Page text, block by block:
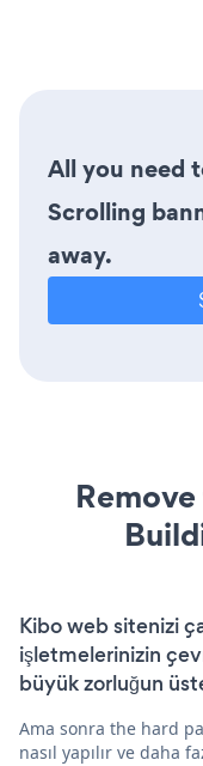
All you need
Scrolling
away.
Kibo web sitenizi
işletmelerinizin
büyük zorluğun
Ama sonra the hard
nasıl yapılır ve daha